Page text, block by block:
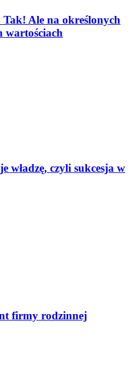
Tak! Ale na określonych
wartościach
władzę, czyli sukcesja w
firmy rodzinnej